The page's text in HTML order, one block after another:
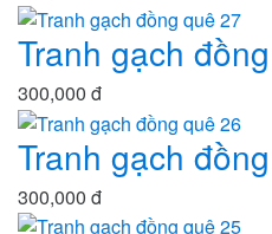
Tranh gạch
300,000 đ
Tranh gạch
300,000 đ